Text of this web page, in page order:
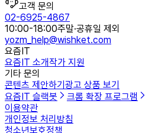
고객 문의
02-6925-4867
10:00-18:00주말·공휴일 제외
yozm_help@wishket.com
요즘IT
요즘IT 소개작가 지원
기타 문의
콘텐츠 제안하기 광고 상품 보기
요즘IT 슬랙봇
크롬 확장 프로그램
이용약관
개인정보 처리방침
청소년보호정책